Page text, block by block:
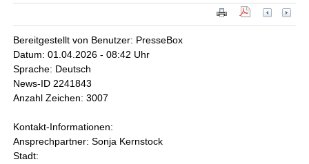
Bereitgestellt von Benutzer: PresseBox
Datum: 01.04.2026 - 08:42 Uhr
Sprache: Deutsch
News-ID 2241843
Anzahl Zeichen: 3007
Kontakt-Informationen:
Ansprechpartner: Sonja Kernstock
Stadt: